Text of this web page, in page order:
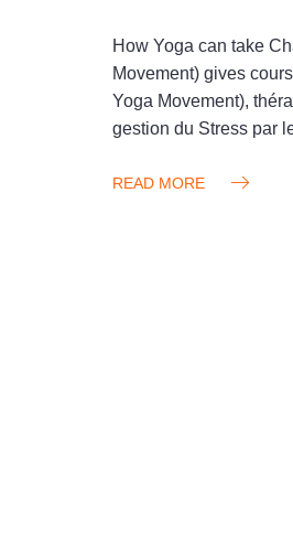
How Yoga can take
Movement) gives
Yoga Movement),
gestion du Stress par
READ MORE